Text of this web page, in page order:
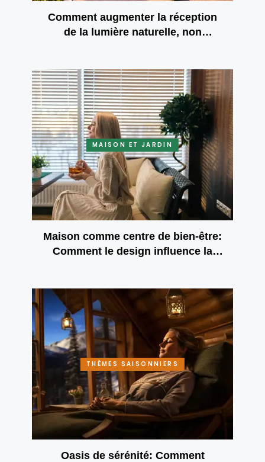
Comment augmenter la réception
de la lumière naturelle, non
MAISON ET JARDIN
Maison comme centre de bien-être:
Comment le design influence la
THÈMES SAISONNIERS
Oasis de sérénité: Comment